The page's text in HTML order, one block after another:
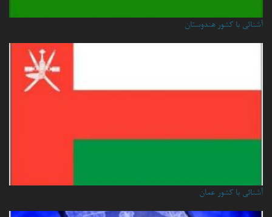
آشنائی با کشور هندوستان
آشنائي با كشور عمان